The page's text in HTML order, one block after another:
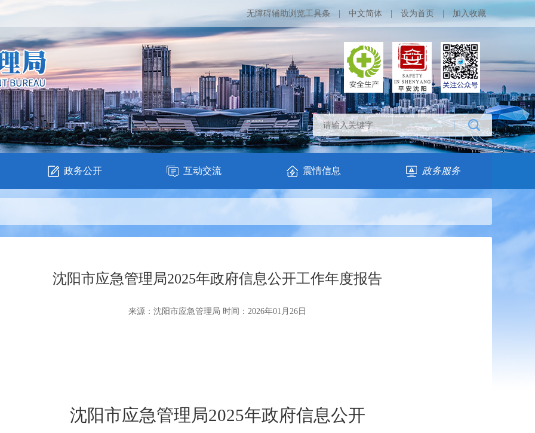
无障碍辅助浏览工具条 中文简体 设为首页 加入收藏
政务公开 互动交流 震情信息 政务服务
沈阳市应急管理局2025年政府信息公开工作年度报告
来源：沈阳市应急管理局 时间：2026年01月26日
沈阳市应急管理局2025年政府信息公开